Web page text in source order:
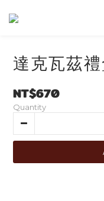
達克瓦茲
NT$670
Quantity